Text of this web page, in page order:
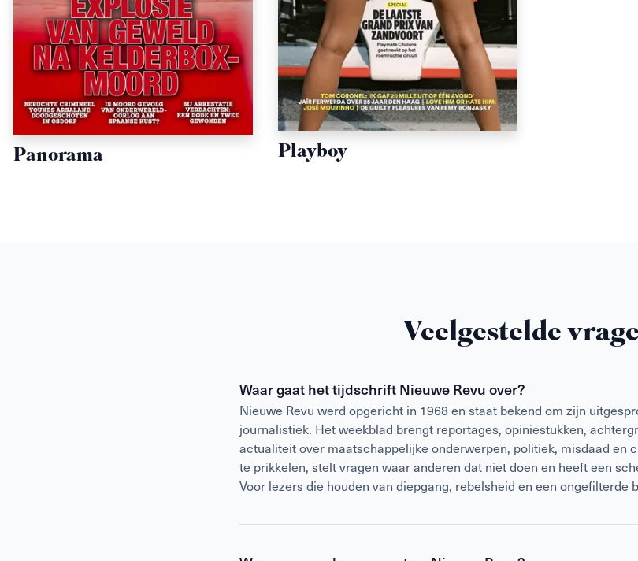
Panorama Playboy
Veelgestelde
Waar gaat het tijdschrift Nieuwe Revu over?
Nieuwe Revu werd opgericht in 1968 en staat bekend om zijn
journalistiek. Het weekblad brengt reportages, opiniestukken,
actualiteit over maatschappelijke onderwerpen, politiek, misdaad en
te prikkelen, stelt vragen waar anderen dat niet doen en heeft een
Voor lezers die houden van diepgang, rebelsheid en een ongefilterde